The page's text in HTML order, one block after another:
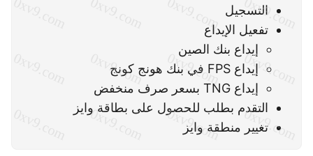
التسجيل
تفعيل الإيداع
إيداع بنك الصين
إيداع FPS في بنك هونج كونج
إيداع TNG بسعر صرف منخفض
التقدم بطلب للحصول على بطاقة وايز
تغيير منطقة وايز